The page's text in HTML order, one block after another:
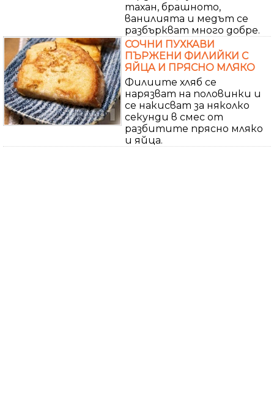
тахан, брашното,
ванилията и медът се
разбъркват много добре.
СОЧНИ ПУХКАВИ
ПЪРЖЕНИ ФИЛИЙКИ С
ЯЙЦА И ПРЯСНО МЛЯКО
Филиите хляб се
нарязват на половинки и
се накисват за няколко
секунди в смес от
разбитите прясно мляко
и яйца.